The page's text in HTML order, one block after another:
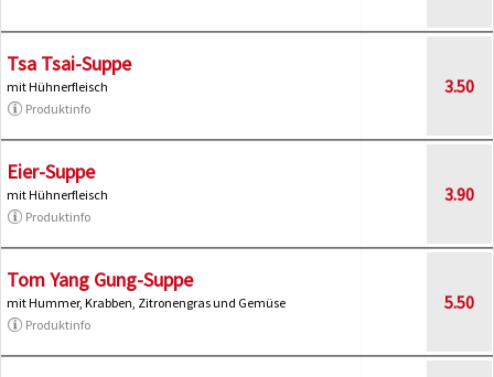
Tsa Tsai-Suppe
mit Hühnerfleisch
Produktinfo
3.50
Eier-Suppe
mit Hühnerfleisch
Produktinfo
3.90
Tom Yang Gung-Suppe
mit Hummer, Krabben, Zitronengras und Gemüse
Produktinfo
5.50